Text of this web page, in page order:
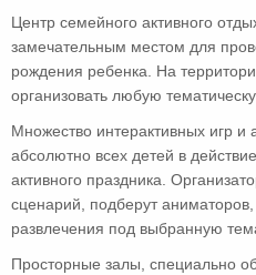
Центр семейного активного
замечательным местом для
рождения ребенка. На
организовать любую
Множество интерактивных игр и
абсолютно всех детей в
активного праздника.
сценарий, подберут
развлечения под выбранную
Просторные залы, специально